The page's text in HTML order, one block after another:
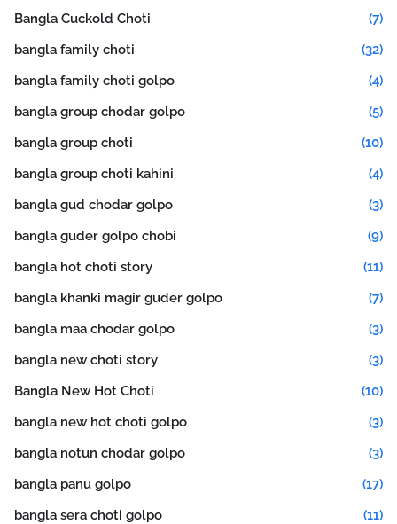
Bangla Cuckold Choti
(7)
bangla family choti
(32)
bangla family choti golpo
(4)
bangla group chodar golpo
(5)
bangla group choti
(10)
bangla group choti kahini
(4)
bangla gud chodar golpo
(3)
bangla guder golpo chobi
(9)
bangla hot choti story
(11)
bangla khanki magir guder golpo
(7)
bangla maa chodar golpo
(3)
bangla new choti story
(3)
Bangla New Hot Choti
(10)
bangla new hot choti golpo
(3)
bangla notun chodar golpo
(3)
bangla panu golpo
(17)
bangla sera choti golpo
(11)